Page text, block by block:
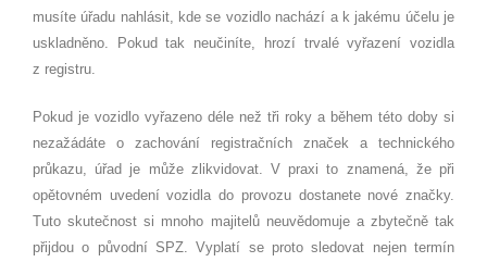
musíte úřadu nahlásit, kde se vozidlo nachází a k jakému účelu je
uskladněno. Pokud tak neučiníte, hrozí trvalé vyřazení vozidla
z registru.
Pokud je vozidlo vyřazeno déle než tři roky a během této doby si
nezažádáte o zachování registračních značek a technického
průkazu, úřad je může zlikvidovat. V praxi to znamená, že při
opětovném uvedení vozidla do provozu dostanete nové značky.
Tuto skutečnost si mnoho majitelů neuvědomuje a zbytečně tak
přijdou o původní SPZ. Vyplatí se proto sledovat nejen termín